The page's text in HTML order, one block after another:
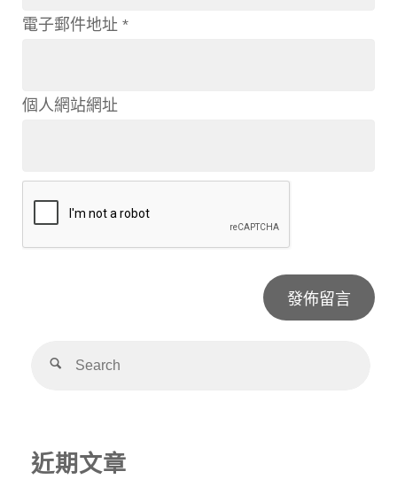
電子郵件地址 *
個人網站網址
近期文章